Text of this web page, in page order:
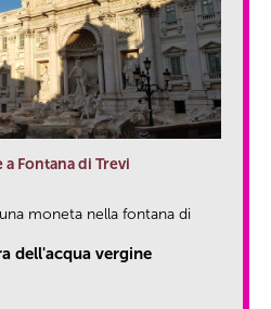
Fontana di Trevi
moneta nella fontana di
dell'acqua vergine